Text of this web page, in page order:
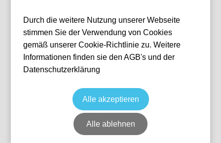
Sitzplatz Gerade Oberrang
8 verfügbar
Deutschland VELTINS-Arena
Ticket(s) + Hotel
317,00
Durch die weitere Nutzung unserer Webseite
stimmen Sie der Verwendung von Cookies
gemäß unserer Cookie-Richtlinie zu. Weitere
Informationen finden sie den AGB's und der
Datenschutzerklärung
Alle akzeptieren
Alle ablehnen